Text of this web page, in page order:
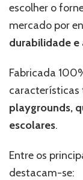
escolher o
mercado por
durabilidade
Fabricada
características
playgrounds,
escolares.
Entre os
destacam-se: